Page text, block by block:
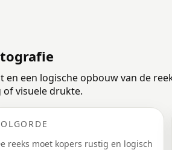
een logische opbouw van de
visuele drukte.
reeks moet kopers rustig en logisch